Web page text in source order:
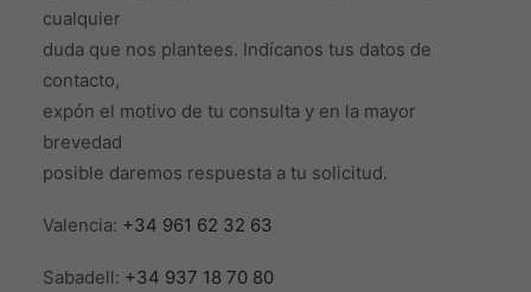
cualquier
duda que nos plantees. Indícanos tus datos de
contacto,
expón el motivo de tu consulta y en la mayor
brevedad
posible daremos respuesta a tu solicitud.
Valencia: +34 961 62 32 63
Sabadell: +34 937 18 70 80